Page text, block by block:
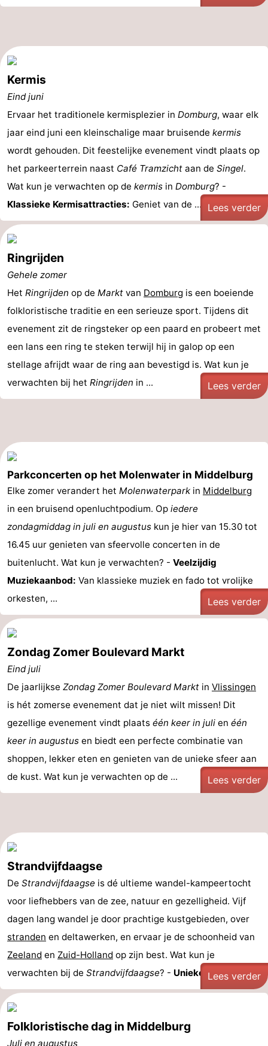
Kermis
Eind juni
Ervaar het traditionele kermisplezier in Domburg, waar elk
jaar eind juni een kleinschalige maar bruisende kermis
wordt gehouden. Dit feestelijke evenement vindt plaats op
het parkeerterrein naast Café Tramzicht aan de Singel.
Wat kun je verwachten op de kermis in Domburg? -
Klassieke Kermisattracties: Geniet van de ... Lees verder
Ringrijden
Gehele zomer
Het Ringrijden op de Markt van Domburg is een boeiende
folkloristische traditie en een serieuze sport. Tijdens dit
evenement zit de ringsteker op een paard en probeert met
een lans een ring te steken terwijl hij in galop op een
stellage afrijdt waar de ring aan bevestigd is. Wat kun je
verwachten bij het Ringrijden in ... Lees verder
Parkconcerten op het Molenwater in Middelburg
Elke zomer verandert het Molenwaterpark in Middelburg
in een bruisend openluchtpodium. Op iedere
zondagmiddag in juli en augustus kun je hier van 15.30 tot
16.45 uur genieten van sfeervolle concerten in de
buitenlucht. Wat kun je verwachten? - Veelzijdig
Muziekaanbod: Van klassieke muziek en fado tot vrolijke
orkesten, ...
Lees verder
Zondag Zomer Boulevard Markt
Eind juli
De jaarlijkse Zondag Zomer Boulevard Markt in Vlissingen
is hét zomerse evenement dat je niet wilt missen! Dit
gezellige evenement vindt plaats één keer in juli en één
keer in augustus en biedt een perfecte combinatie van
shoppen, lekker eten en genieten van de unieke sfeer aan
de kust. Wat kun je verwachten op de ...
Lees verder
Strandvijfdaagse
De Strandvijfdaagse is dé ultieme wandel-kampeertocht
voor liefhebbers van de zee, natuur en gezelligheid. Vijf
dagen lang wandel je door prachtige kustgebieden, over
stranden en deltawerken, en ervaar je de schoonheid van
Zeeland en Zuid-Holland op zijn best. Wat kun je
verwachten bij de Strandvijfdaagse? - Unieke ...Lees verder
Folkloristische dag in Middelburg
Juli en augustus